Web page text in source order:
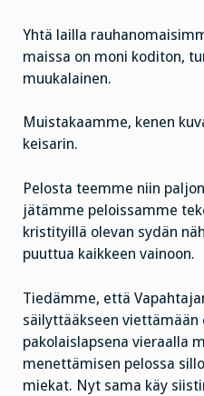
Yhtä lailla
maissa on moni koditon,
muukalainen.
Muistakaamme, kenen
keisarin.
Pelosta teemme niin
jätämme peloissamme
kristityillä olevan sydän
puuttua kaikkeen vainoon.
Tiedämme, että
säilyttääkseen viettämään
pakolaislapsena vieraalla
menettämisen pelossa
miekat. Nyt sama käy